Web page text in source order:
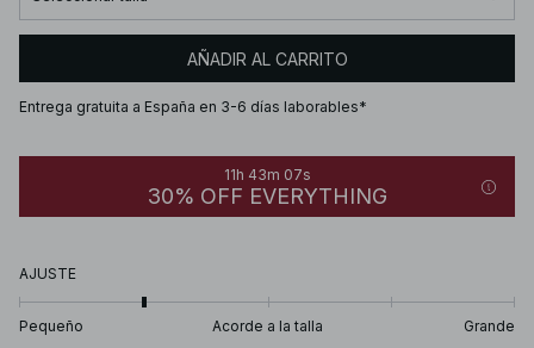
AÑADIR AL CARRITO
Entrega gratuita a España en 3-6 días laborables*
11h 43m 07s
30% OFF EVERYTHING
AJUSTE
Pequeño Acorde a la talla Grande